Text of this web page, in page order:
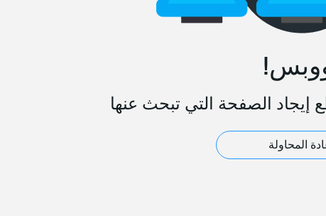
إيجاد الصفحة التي تبحث عنها
المحاولة